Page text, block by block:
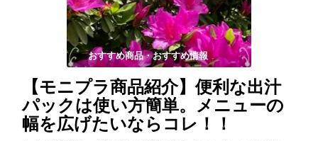
おすすめ商品・おすすめ情報
【モニプラ商品紹介】便利な出汁
パックは使い方簡単。メニューの
幅を広げたいならコレ！！